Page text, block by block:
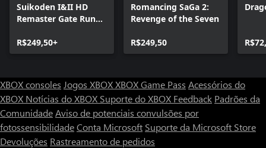
Suikoden I&II HD
Remaster Gate Rune
Unification Wars
R$249,50+
Romancing SaGa 2:
Revenge of the Seven
R$249,50
XBOX consoles Jogos XBOXXBOX Game Pass Acessórios do
XBOX Notícias do XBOX Suporte do XBOX Feedback Padrões da
ComunidadeAviso de potenciais convulsões por
fotossensibilidadeConta Microsoft Suporte da Microsoft Store
Devoluções Rastreamento de pedidos